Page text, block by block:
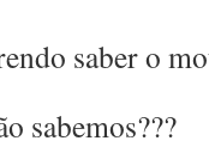
saber o
sabemos???